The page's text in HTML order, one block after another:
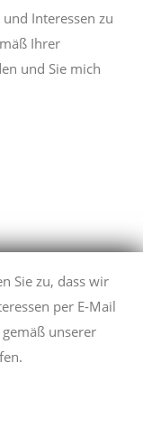
Interessen zu
Ihrer
und Sie mich
Sie zu, dass wir
per E-Mail
unserer